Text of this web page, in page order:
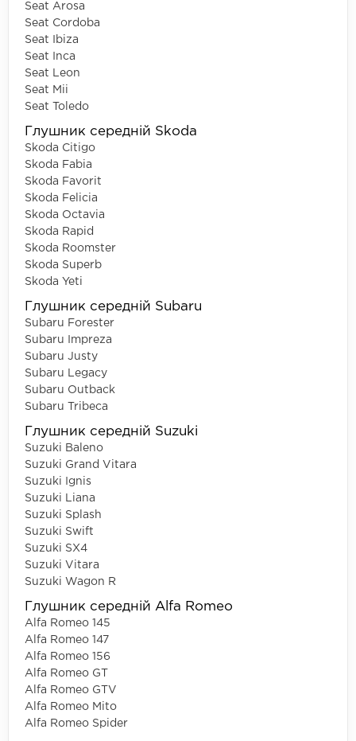
Seat Arosa
Seat Cordoba
Seat Ibiza
Seat Inca
Seat Leon
Seat Mii
Seat Toledo
Глушник середній Skoda
Skoda Citigo
Skoda Fabia
Skoda Favorit
Skoda Felicia
Skoda Octavia
Skoda Rapid
Skoda Roomster
Skoda Superb
Skoda Yeti
Глушник середній Subaru
Subaru Forester
Subaru Impreza
Subaru Justy
Subaru Legacy
Subaru Outback
Subaru Tribeca
Глушник середній Suzuki
Suzuki Baleno
Suzuki Grand Vitara
Suzuki Ignis
Suzuki Liana
Suzuki Splash
Suzuki Swift
Suzuki SX4
Suzuki Vitara
Suzuki Wagon R
Глушник середній Alfa Romeo
Alfa Romeo 145
Alfa Romeo 147
Alfa Romeo 156
Alfa Romeo GT
Alfa Romeo GTV
Alfa Romeo Mito
Alfa Romeo Spider